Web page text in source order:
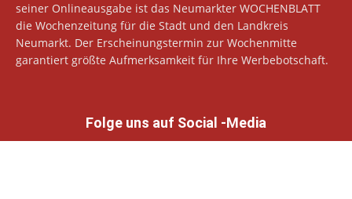
seiner Onlineausgabe ist das Neumarkter WOCHENBLATT
die Wochenzeitung für die Stadt und den Landkreis
Neumarkt. Der Erscheinungstermin zur Wochenmitte
garantiert größte Aufmerksamkeit für Ihre Werbebotschaft.
Folge uns auf Social -Media